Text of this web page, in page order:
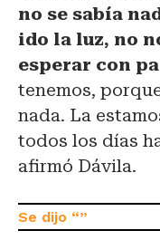
no se sabía
ido la luz, no
esperar con
tenemos,
nada. La
todos los días
afirmó Dávila.